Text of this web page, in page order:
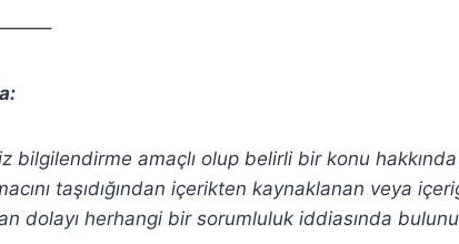
bilgilendirme amaçlı olup belirli bir konu
taşıdığından içerikten kaynaklanan veya
dolayı herhangi bir sorumluluk iddiasında